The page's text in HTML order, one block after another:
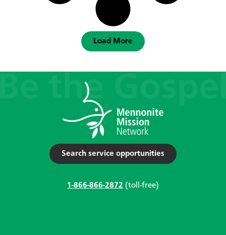
Load More
Search service opportunities
1-866-866-2872 (toll-free)